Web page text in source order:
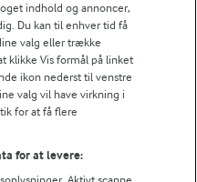
indhold og annoncer,
Du kan til enhver tid få
valg eller trække
klikke Vis formål på linket
ikon nederst til venstre
valg vil have virkning i
for at få flere
for at levere: